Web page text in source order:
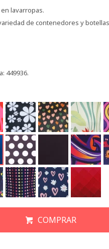
lavarropas.
de contenedores y
449936.
COMPRAR